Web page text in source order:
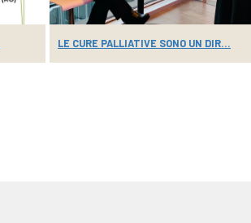
LE CURE PALLIATIVE SONO UN DIR...